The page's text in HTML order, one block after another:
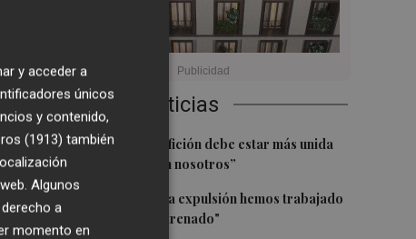
Últimas Noticias
1Diakhaby: “La afición debe estar más unida
con el club y con nosotros”
2
Pepelu: "Hasta la expulsión hemos trabajado
como hemos entrenado"
y acceder a
únicos
y contenido,
(1913) también
Algunos
a
momento en